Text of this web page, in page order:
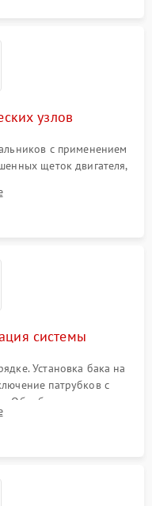
узлов
с применением
щеток двигателя,
манжеты.
системы
Установка бака на
патрубков с
Обработка стыков
протечек воды.